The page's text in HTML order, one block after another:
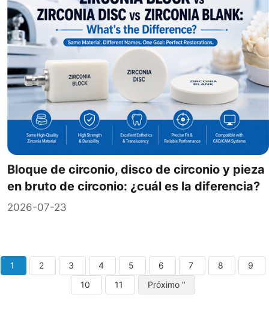
Bloque de circonio, disco de circonio y pieza
en bruto de circonio: ¿cuál es la diferencia?
2026-07-23
1 2 3 4 5 6 7 8
9
10
11 Próximo "